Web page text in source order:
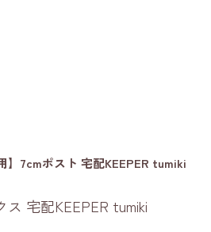
】7cmポスト 宅配KEEPER tumiki
宅配KEEPER tumiki